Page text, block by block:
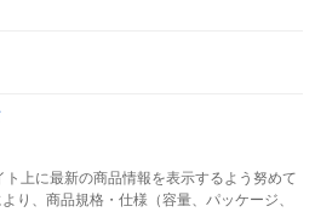
上に最新の商品情報を表示するよう努めて
り、商品規格・仕様（容量、パッケージ、